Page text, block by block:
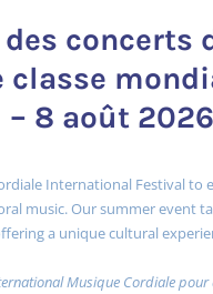
concerts
classe
– 8 août 2026
International Festival to
music. Our summer event
a unique cultural
Musique Cordiale